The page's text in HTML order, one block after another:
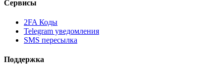
Сервисы
2FA Коды
Telegram уведомления
SMS пересылка
Поддержка